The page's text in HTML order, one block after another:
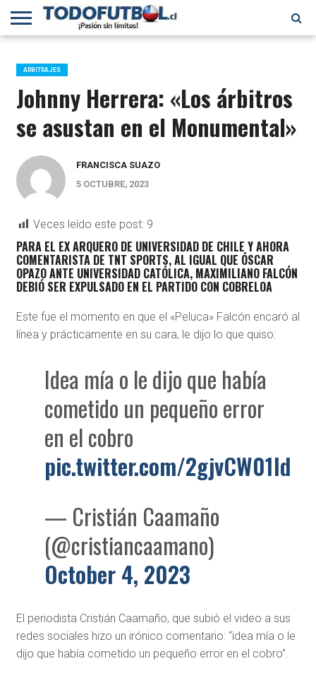
PRIMERA
B
SELECCIÓN
CHILENA
CHILENOS
EN EL
MUNDO
FÚTBOL
INTERNACIONAL
ARBITRAJES
Johnny Herrera: «Los árbitros
se asustan en el Monumental»
FRANCISCA SUAZO
5 OCTUBRE, 2023
Veces leído este post: 9
PARA EL EX ARQUERO DE UNIVERSIDAD DE CHILE Y AHORA
COMENTARISTA DE TNT SPORTS, AL IGUAL QUE ÓSCAR
OPAZO ANTE UNIVERSIDAD CATÓLICA, MAXIMILIANO FALCÓN
DEBIÓ SER EXPULSADO EN EL PARTIDO CON COBRELOA
Este fue el momento en que el «Peluca» Falcón encaró al
línea y prácticamente en su cara, le dijo lo que quiso:
Idea mía o le dijo que había
cometido un pequeño error
en el cobro
pic.twitter.com/2gjvCW01ld
— Cristián Caamaño
(@cristiancaamano)
October 4, 2023
El periodista Cristián Caamaño, que subió el video a sus
redes sociales hizo un irónico comentario: “idea mía o le
dijo que había cometido un pequeño error en el cobro”.